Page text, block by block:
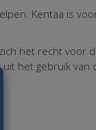
Kentaa is
het recht voor
het gebruik van